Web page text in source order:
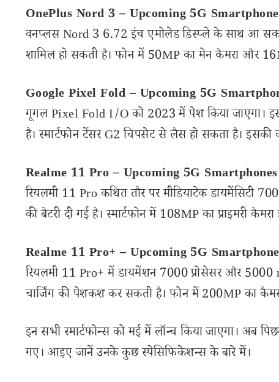
OnePlus Nord 3 – Upcoming 5G
वनप्लस Nord 3 6.72 इंच एमोलेड डिस्प्ले के साथ आ
शामिल हो सकती है। फोन में 50MP का मेन कैमरा और
Google Pixel Fold – Upcoming 5G
गूगल Pixel Fold I/O को 2023 में पेश किया जाएगा।
है। स्मार्टफोन टेंसर G2 चिपसेट से लैस हो सकता है।
Realme 11 Pro – Upcoming 5G Smartphones
रियलमी 11 Pro कथित तौर पर मीडियाटेक डायमेंसिटी
की बैटरी दी गई है। स्मार्टफोन में 108MP का प्राइमरी
Realme 11 Pro+ – Upcoming 5G
रियलमी 11 Pro+ में डायमेंशन 7000 प्रोसेसर और
चार्जिंग की पेशकश कर सकती है। फोन में 200MP का
इन सभी स्मार्टफोन्स को मई में लॉन्च किया जाएगा। अब
गए। आइए जानें उनके कुछ स्पेसिफिकेशन्स के बारे में।